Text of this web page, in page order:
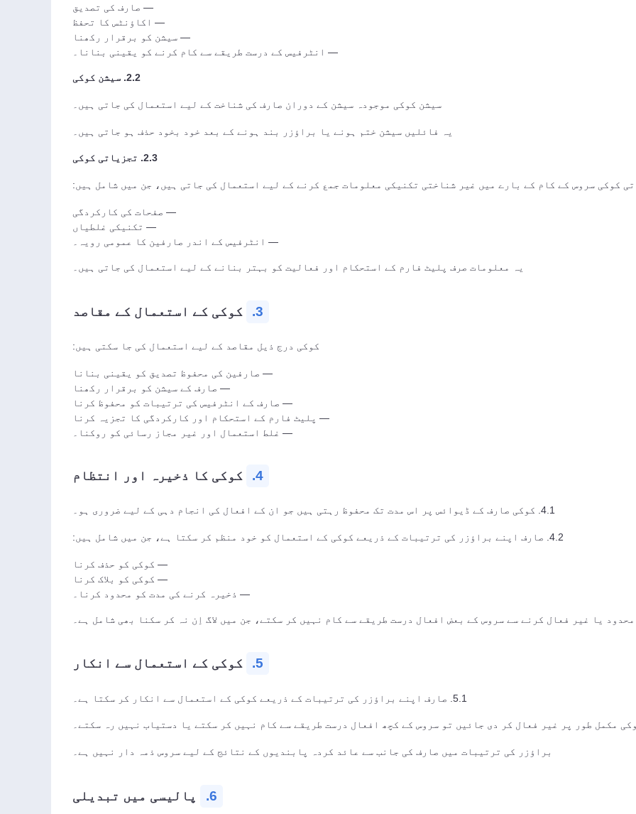
— صارف کی تصدیق
— اکاؤنٹس کا تحفظ
— سیشن کو برقرار رکھنا
— انٹرفیس کے درست طریقے سے کام کرنے کو یقینی بنانا۔
2.2. سیشن کوکی
سیشن کوکی موجودہ سیشن کے دوران صارف کی شناخت کے لیے استعمال کی جاتی ہیں۔
یہ فائلیں سیشن ختم ہونے یا براؤزر بند ہونے کے بعد خود بخود حذف ہو جاتی ہیں۔
2.3. تجزیاتی کوکی
کوکی سروس کے کام کے بارے میں غیر شناختی تکنیکی معلومات جمع کرنے کے لیے استعمال کی جاتی ہیں، جن میں شامل ہیں:
— صفحات کی کارکردگی
— تکنیکی غلطیاں
— انٹرفیس کے اندر صارفین کا عمومی رویہ۔
یہ معلومات صرف پلیٹ فارم کے استحکام اور فعالیت کو بہتر بنانے کے لیے استعمال کی جاتی ہیں۔
3. کوکی کے استعمال کے مقاصد
کوکی درج ذیل مقاصد کے لیے استعمال کی جا سکتی ہیں:
— صارفین کی محفوظ تصدیق کو یقینی بنانا
— صارف کے سیشن کو برقرار رکھنا
— صارف کے انٹرفیس کی ترتیبات کو محفوظ کرنا
— پلیٹ فارم کے استحکام اور کارکردگی کا تجزیہ کرنا
— غلط استعمال اور غیر مجاز رسائی کو روکنا۔
4. کوکی کا ذخیرہ اور انتظام
4.1. کوکی صارف کے ڈیوائس پر اس مدت تک محفوظ رہتی ہیں جو ان کے افعال کی انجام دہی کے لیے ضروری ہو۔
4.2. صارف اپنے براؤزر کی ترتیبات کے ذریعے کوکی کے استعمال کو خود منظم کر سکتا ہے، جن میں شامل ہیں:
— کوکی کو حذف کرنا
— کوکی کو بلاک کرنا
— ذخیرہ کرنے کی مدت کو محدود کرنا۔
5. کوکی کے استعمال سے انکار
5.1. صارف اپنے براؤزر کی ترتیبات کے ذریعے کوکی کے استعمال سے انکار کر سکتا ہے۔
براؤزر کی ترتیبات میں صارف کی جانب سے عائد کردہ پابندیوں کے نتائج کے لیے سروس ذمہ دار نہیں ہے۔
6. پالیسی میں تبدیلی